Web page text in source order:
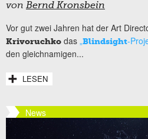
von Bernd Kronsbein
Vor gut zwei Jahren hat der Art
Krivoruchko das „Blindsight-
den gleichnamigen...
LESEN
News